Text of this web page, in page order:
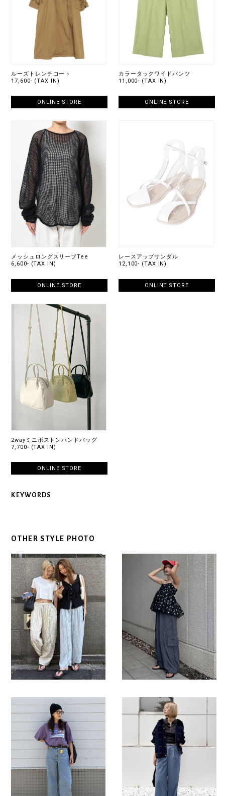
ルーズトレンチコート
17,600- (TAX IN)
ONLINE STORE
カラータックワイドパンツ
11,000- (TAX IN)
ONLINE STORE
メッシュロングスリーブTee
6,600- (TAX IN)
ONLINE STORE
レースアップサンダル
12,100- (TAX IN)
ONLINE STORE
2wayミニボストンハンドバッグ
7,700- (TAX IN)
ONLINE STORE
KEYWORDS
OTHER STYLE PHOTO